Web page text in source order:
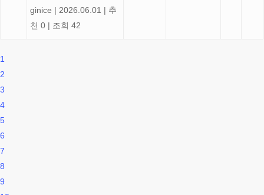
ginice | 2026.06.01 | 추
천 0 | 조회 42
1
2
3
4
5
6
7
8
9